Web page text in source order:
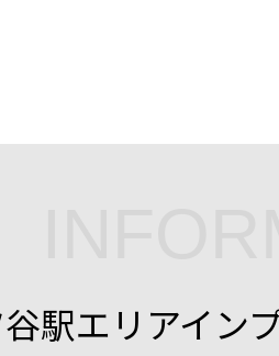
駅エリアイン